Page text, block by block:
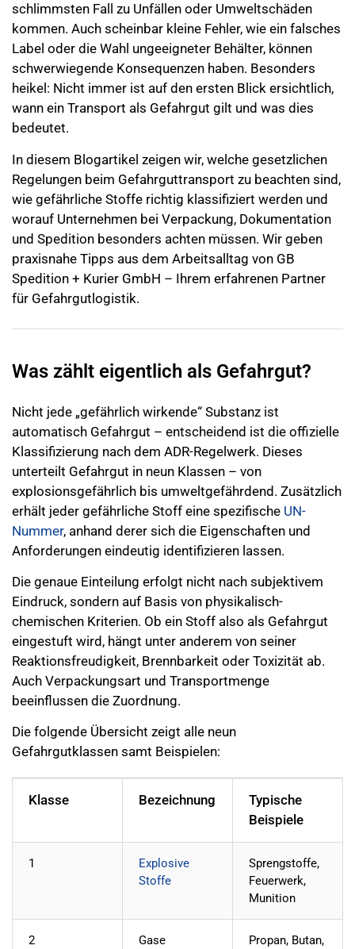
schlimmsten Fall zu Unfällen oder Umweltschäden
kommen. Auch scheinbar kleine Fehler, wie ein falsches
Label oder die Wahl ungeeigneter Behälter, können
schwerwiegende Konsequenzen haben. Besonders
heikel: Nicht immer ist auf den ersten Blick ersichtlich,
wann ein Transport als Gefahrgut gilt und was dies
bedeutet.
In diesem Blogartikel zeigen wir, welche gesetzlichen
Regelungen beim Gefahrguttransport zu beachten sind,
wie gefährliche Stoffe richtig klassifiziert werden und
worauf Unternehmen bei Verpackung, Dokumentation
und Spedition besonders achten müssen. Wir geben
praxisnahe Tipps aus dem Arbeitsalltag von GB
Spedition + Kurier GmbH – Ihrem erfahrenen Partner
für Gefahrgutlogistik.
Was zählt eigentlich als Gefahrgut?
Nicht jede „gefährlich wirkende“ Substanz ist
automatisch Gefahrgut – entscheidend ist die offizielle
Klassifizierung nach dem ADR-Regelwerk. Dieses
unterteilt Gefahrgut in neun Klassen – von
explosionsgefährlich bis umweltgefährdend. Zusätzlich
erhält jeder gefährliche Stoff eine spezifische UN-
Nummer, anhand derer sich die Eigenschaften und
Anforderungen eindeutig identifizieren lassen.
Die genaue Einteilung erfolgt nicht nach subjektivem
Eindruck, sondern auf Basis von physikalisch-
chemischen Kriterien. Ob ein Stoff also als Gefahrgut
eingestuft wird, hängt unter anderem von seiner
Reaktionsfreudigkeit, Brennbarkeit oder Toxizität ab.
Auch Verpackungsart und Transportmenge
beeinflussen die Zuordnung.
Die folgende Übersicht zeigt alle neun
Gefahrgutklassen samt Beispielen:
Klasse Bezeichnung
Typische
Beispiele
1
Explosive
Stoffe
Sprengstoffe,
Feuerwerk,
Munition
2 Gase
Propan, Butan,